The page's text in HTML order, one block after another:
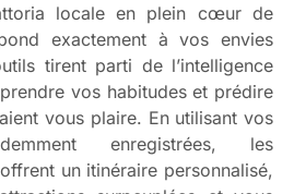
locale en plein cœur de
exactement à vos envies
tirent parti de l’intelligence
vos habitudes et prédire
vous plaire. En utilisant vos
enregistrées, les
un itinéraire personnalisé,